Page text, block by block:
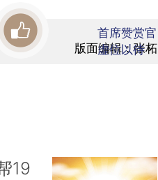
版面编辑：张柘
首席赞赏官
虚位以待
19